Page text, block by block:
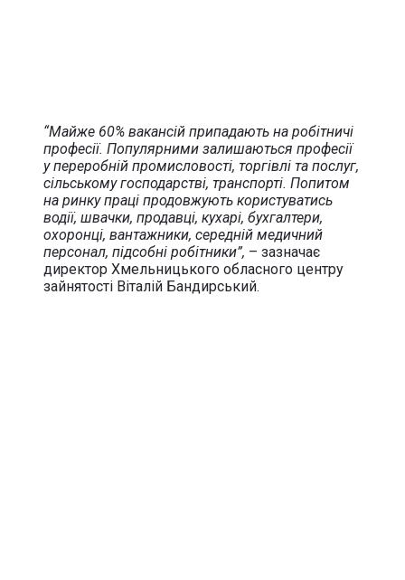
“Майже 60% вакансій припадають на робітничі
професії. Популярними залишаються професії
у переробній промисловості, торгівлі та послуг,
сільському господарстві, транспорті. Попитом
на ринку праці продовжують користуватись
водії, швачки, продавці, кухарі, бухгалтери,
охоронці, вантажники, середній медичний
персонал, підсобні робітники”, – зазначає
директор Хмельницького обласного центру
зайнятості Віталій Бандирський.